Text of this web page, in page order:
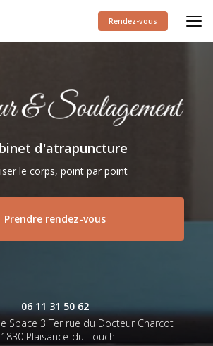
Rendez-vous
d'atrapuncture
le corps, point par point
Prendre rendez-vous
06 11 31 50 62
Space 3 Ter rue du Docteur Charcot
Plaisance-du-Touch